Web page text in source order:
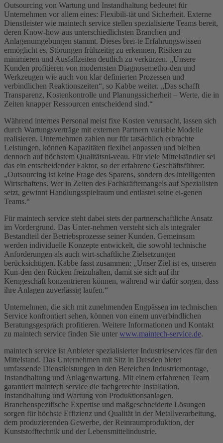
Outsourcing von Wartung und Instandhaltung bedeutet für
Unternehmen vor allem eines: Flexibili-tät und Sicherheit. Externe
Dienstleister wie maintech service stellen spezialisierte Teams bereit,
deren Know-how aus unterschiedlichsten Branchen und
Anlagenumgebungen stammt. Dieses brei-te Erfahrungswissen
ermöglicht es, Störungen frühzeitig zu erkennen, Risiken zu
minimieren und Ausfallzeiten deutlich zu verkürzen. „Unsere
Kunden profitieren von modernsten Diagnosemetho-den und
Werkzeugen wie auch von klar definierten Prozessen und
verbindlichen Reaktionszeiten“, so Kabbe weiter. „Das schafft
Transparenz, Kostenkontrolle und Planungssicherheit – Werte, die in
Zeiten knapper Ressourcen entscheidend sind.“
Während internes Personal meist fixe Kosten verursacht, lassen sich
durch Wartungsverträge mit externen Partnern variable Modelle
realisieren. Unternehmen zahlen nur für tatsächlich erbrachte
Leistungen, können Kapazitäten flexibel anpassen und bleiben
dennoch auf höchstem Qualitätsni-veau. Für viele Mittelständler sei
das ein entscheidender Faktor, so der erfahrene Geschäftsführer:
„Outsourcing ist keine Frage des Sparens, sondern des intelligenten
Wirtschaftens. Wer in Zeiten des Fachkräftemangels auf Spezialisten
setzt, gewinnt Handlungsspielraum und entlastet seine ei-genen
Teams.“
Für maintech service steht dabei stets der partnerschaftliche Ansatz
im Vordergrund. Das Unter-nehmen versteht sich als integraler
Bestandteil der Betriebsprozesse seiner Kunden. Gemeinsam
werden individuelle Konzepte entwickelt, die sowohl technische
Anforderungen als auch wirt-schaftliche Zielsetzungen
berücksichtigen. Kabbe fasst zusammen: „Unser Ziel ist es, unseren
Kun-den den Rücken freizuhalten, damit sie sich auf ihr
Kerngeschäft konzentrieren können, während wir dafür sorgen, dass
ihre Anlagen zuverlässig laufen.“
Unternehmen, die sich mit zunehmenden Engpässen im technischen
Service konfrontiert sehen, können von einem unverbindlichen
Beratungsgespräch profitieren. Weitere Informationen und Kontakt
zu maintech service finden Sie unter www.maintech-service.de.
maintech service ist Anbieter spezialisierter Industrieservices für den
Mittelstand. Das Unternehmen mit Sitz in Dresden bietet
umfassende Dienstleistungen in den Bereichen Industriemontage,
Instandhaltung und Anlagenwartung. Mit einem erfahrenen Team
garantiert maintech service die fachgerechte Installation,
Instandhaltung und Wartung von Produktionsanlagen.
Branchenspezifische Expertise und maßgeschneiderte Lösungen
sorgen für höchste Effizienz und Qualität in der Metallverarbeitung,
dem produzierenden Gewerbe, der Reinraumproduktion, der
Kunststofftechnik und der Lebensmittelindustrie.